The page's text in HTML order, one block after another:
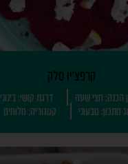
קרפצ'יו סלק
הכנה: חצי שעה
דרגת קושי: בינוני
מתכון: טבעוני
קטגוריה: מלוחים